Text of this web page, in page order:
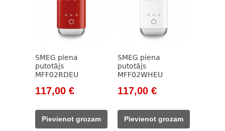
SMEG piena
putotājs
MFF02RDEU
Original
was:
133,00 €.
117,00 €Current
117,00 €.
Pievienot grozam
SMEG piena
putotājs
MFF02WHEU
Original
was:
133,00 €.
117,00 €Current
117,00 €.
Pievienot grozam